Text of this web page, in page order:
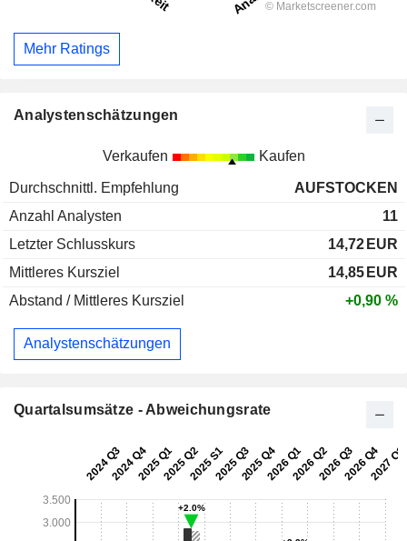
Mehr Ratings
Analystenschätzungen
Verkaufen Kaufen
Durchschnittl. Empfehlung
AUFSTOCKEN
Anzahl Analysten
11
Letzter Schlusskurs
14,72 EUR
Mittleres Kursziel
14,85 EUR
Abstand / Mittleres Kursziel
+0,90 %
Analystenschätzungen
Quartalsumsätze - Abweichungsrate